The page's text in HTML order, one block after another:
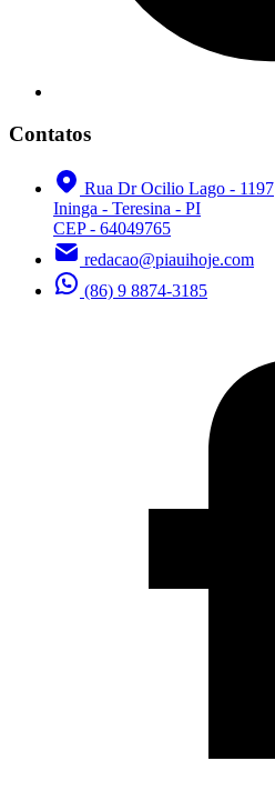
Contatos
Rua Dr Ocilio Lago - 1197
Ininga - Teresina - PI
CEP - 64049765
redacao@piauihoje.com
(86) 9 8874-3185